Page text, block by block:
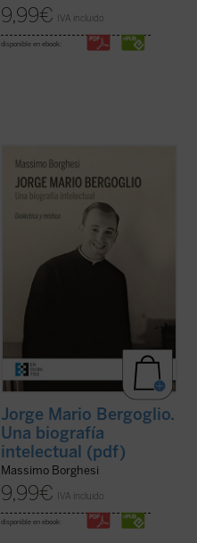
9,99€ IVA incluido
disponible en ebook:
Se presenta por primera vez al lector una
exposición y un análisis detallado de la
formación intelectual de Jorge Mario
Bergoglio, lo que permite comprender la
mirada amplia y de carácter poliédrico que
marca el actual pontificado del papa ...
Jorge Mario Bergoglio.
Una biografía
intelectual (pdf)
Massimo Borghesi
9,99€ IVA incluido
disponible en ebook: